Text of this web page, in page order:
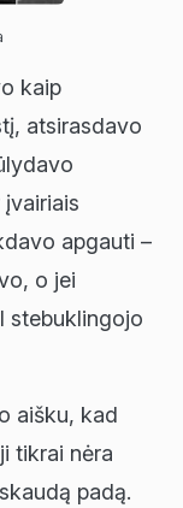
kaip
atsirasdavo
apgauti –
o jei
stebuklingojo
aišku, kad
tikrai nėra
padą.